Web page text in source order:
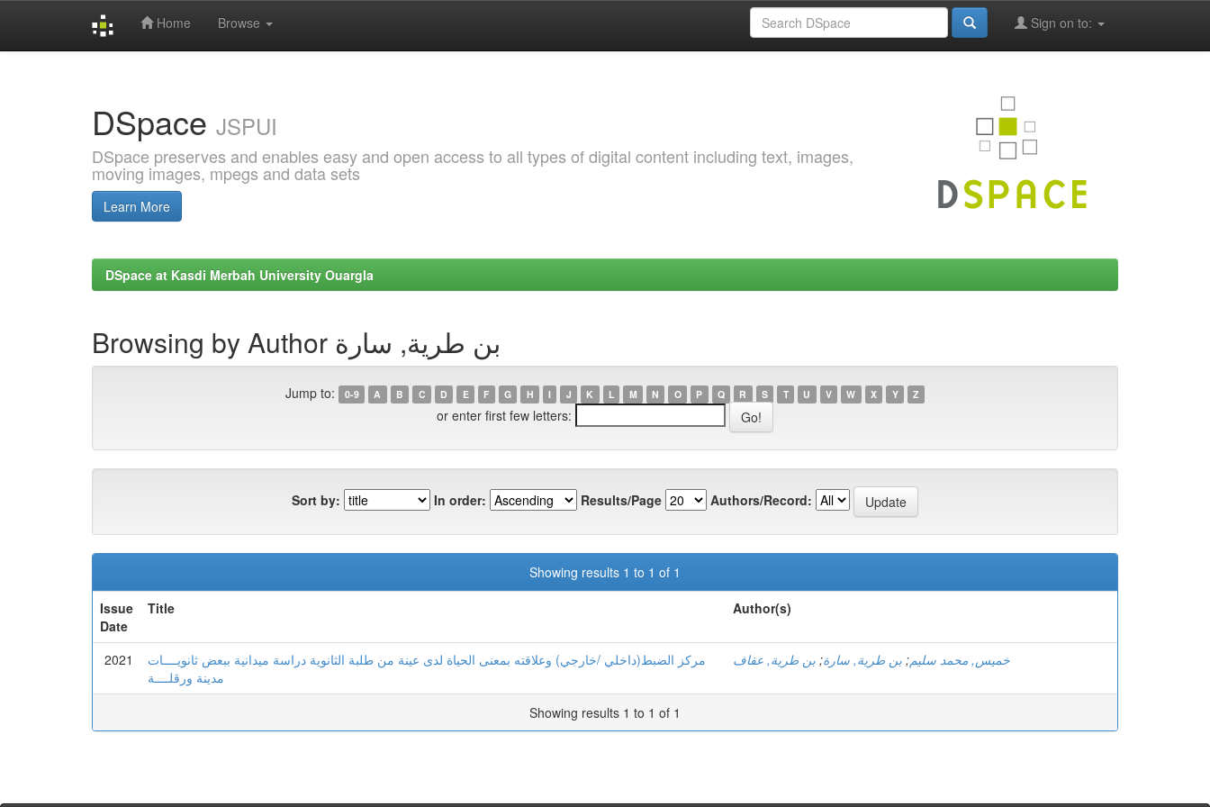
Home Browse Sign on to:
DSpace JSPUI
DSpace preserves and enables easy and open access to all types of digital content including text, images,
moving images, mpegs and data sets
Learn More
DSpace at Kasdi Merbah University Ouargla
Browsing by Author بن طرية, سارة
Jump to: 0-9 A B C D E F G H I J K L M N O P Q R S T U V W X Y Z
or enter first few letters:
Sort by: In order: Results/Page Authors/Record:
Showing results 1 to 1 of 1
Issue
Date
Title Author(s)
2021
مركز الضبط(داخلي /خارجي) وعلاقته بمعنى الحياة لدى عينة من طلبة الثانوية دراسة ميدانية ببعض ثانويــــات
مدينة ورقلــــة
خميس, محمد سليم; بن طرية, سارة; بن طرية, عفاف
Showing results 1 to 1 of 1